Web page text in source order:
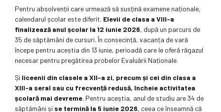
Pentru absolvenții care urmează să susțină examene naționale,
calendarul școlar este diferit. Elevii de clasa a VIII-a
finalizează anul școlar la 12 iunie 2026, după un parcurs de
35 de săptămâni de cursuri. În consecință, vacanța de vară
începe pentru aceștia din 13 iunie, perioadă care le oferă răgazul
necesar pentru pregătirea probelor Evaluării Naționale.
Și liceenii din clasele a XII-a zi, precum și cei din clasa a
XIII-a seral sau cu frecvență redusă, încheie activitatea
școlară mai devreme. Pentru aceștia, anul de studiu are 34 de
săptămâni și se termină la 5 iunie 2026, ceea ce înseamnă că